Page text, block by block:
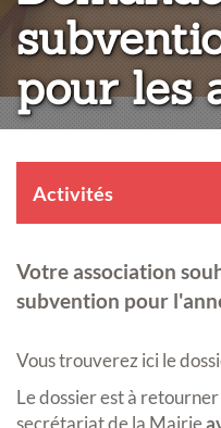
pour les
Activités
Votre association
subvention pour
Vous trouverez ici le
Le dossier est à
secrétariat de la Mairie